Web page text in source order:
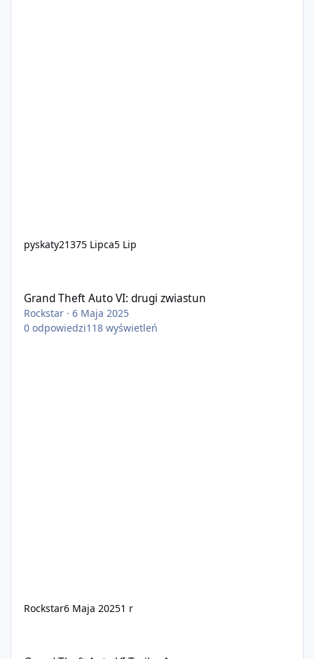
pyskaty21375 Lipca5 Lip
Grand Theft Auto VI: drugi zwiastun
Rockstar ·6 Maja 2025
0 odpowiedzi118 wyświetleń
Rockstar6 Maja 20251 r